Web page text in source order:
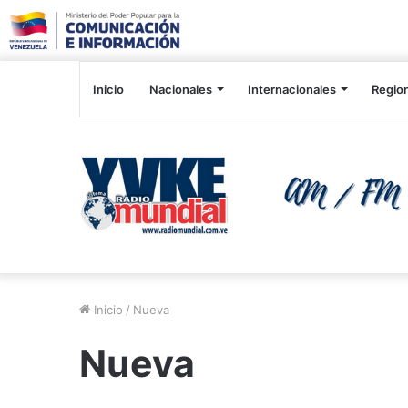
Inicio Nacionales Internacionales
Inicio / Nueva
Nueva